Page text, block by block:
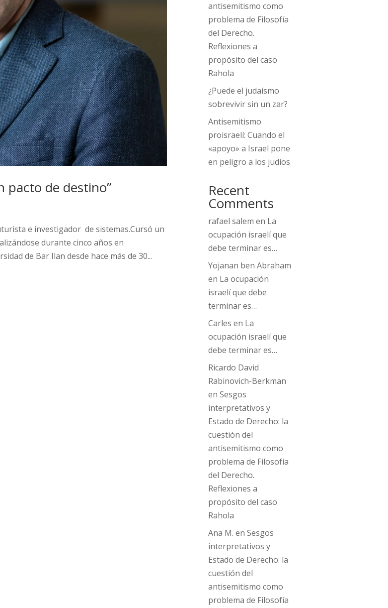
pacto de destino”
e investigador de sistemas.Cursó un
durante cinco años en
de Bar Ilan desde hace más de 30...
antisemitismo como
problema de Filosofía
del Derecho.
Reflexiones a
propósito del caso
Rahola
¿Puede el judaísmo
sobrevivir sin un zar?
Antisemitismo
proisraelí: Cuando el
«apoyo» a Israel pone
en peligro a los judíos
Recent
Comments
rafael salem en La
ocupación israelí que
debe terminar es…
Yojanan ben Abraham
en La ocupación
israelí que debe
terminar es…
Carles en La
ocupación israelí que
debe terminar es…
Ricardo David
Rabinovich-Berkman
en Sesgos
interpretativos y
Estado de Derecho: la
cuestión del
antisemitismo como
problema de Filosofía
del Derecho.
Reflexiones a
propósito del caso
Rahola
Ana M. en Sesgos
interpretativos y
Estado de Derecho: la
cuestión del
antisemitismo como
problema de Filosofía